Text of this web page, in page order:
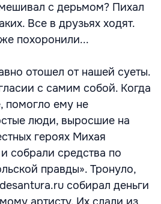
с дерьмом? Пихал
Все в друзьях ходят.
похоронили...
отошел от нашей суеты.
с самим собой. Когда
помогло ему не
люди, выросшие на
героях Михая
собрали средства по
правды». Тронуло,
собирал деньги